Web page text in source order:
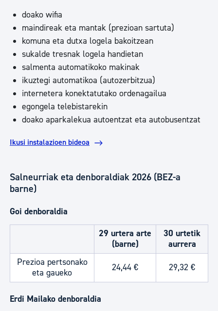
doako wifia
maindireak eta mantak (prezioan sartuta)
komuna eta dutxa logela bakoitzean
sukalde tresnak logela handietan
salmenta automatikoko makinak
ikuztegi automatikoa (autozerbitzua)
internetera konektatutako ordenagailua
egongela telebistarekin
doako aparkalekua autoentzat eta autobusentzat
Ikusi instalazioen bideoa
Salneurriak eta denboraldiak 2026 (BEZ-a
barne)
Goi denboraldia
29 urtera arte
(barne)
30 urtetik
aurrera
Prezioa pertsonako
eta gaueko
24,44 € 29,32 €
Erdi Mailako denboraldia